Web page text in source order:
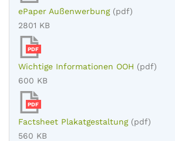
ePaper Außenwerbung (pdf)
2801 KB
PDF
Wichtige Informationen OOH (pdf)
600 KB
PDF
Factsheet Plakatgestaltung (pdf)
560 KB